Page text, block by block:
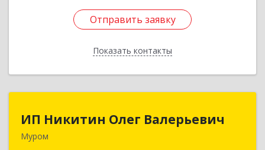
Отправить заявку
Показать контакты
Отправить заявку
Назад
ИП Никитин Олег Валерьевич
Муром